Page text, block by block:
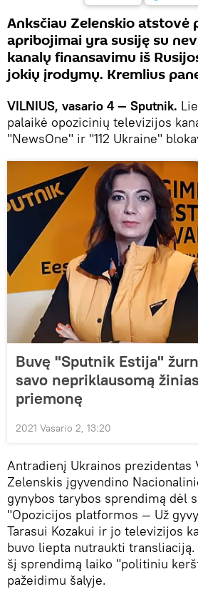
Anksčiau Zelenskio atstovė
apribojimai yra susiję su
kanalų finansavimu iš
jokių įrodymų. Kremlius
VILNIUS, vasario 4 — Sputnik.
palaikė opozicinių televizijos
"NewsOne" ir "112 Ukraine"
Buvę "Sputnik Estija"
savo nepriklausomą
priemonę
2021 Vasario 2, 13:20
Antradienį Ukrainos prezidentas
Zelenskis įgyvendino
gynybos tarybos sprendimą dėl
"Opozicijos platformos — Už
Tarasui Kozakui ir jo televizijos
buvo liepta nutraukti transliaciją.
šį sprendimą laiko "politiniu
pažeidimu šalyje.